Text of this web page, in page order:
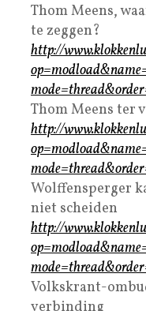
Thom Meens,
te zeggen?
http://
Thom Meens ter
http://
Wolffensperger
niet scheiden
http://
Volkskrant-